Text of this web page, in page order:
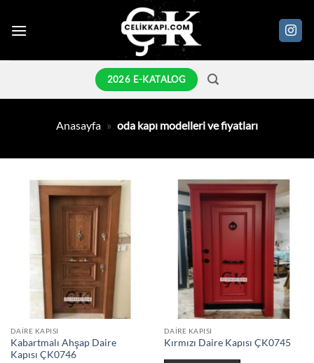
atla
2026 E-KATALOG
Anasayfa » oda kapı modelleri ve fiyatları
DAIRE KAPISI
Kabartmalı Ahşap Daire
Kapısı ÇK0746
DAIRE KAPISI
Kırmızı Daire Kapısı ÇK0745